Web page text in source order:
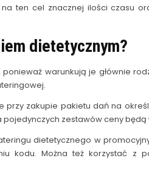
ten cel znacznej ilości czasu
dietetycznym?
warunkują je głównie
przy zakupie pakietu dań na
zestawów ceny będą
dietetycznego w
kodu. Można też korzystać z